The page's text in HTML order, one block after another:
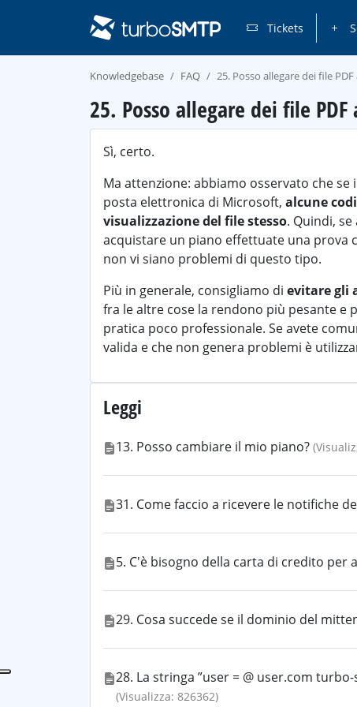
Tickets
Knowledgebase FAQ 25. Posso allegare dei file
25. Posso allegare dei file
Sì, certo.
Ma attenzione: abbiamo osservato che
posta elettronica di Microsoft, alcune
visualizzazione del file stesso. Quindi,
acquistare un piano effettuate una prova
non vi siano problemi di questo tipo.
Più in generale, consigliamo di evitare gli
fra le altre cose la rendono più pesante e
pratica poco professionale. Se avete
valida e che non genera problemi è
Leggi
13. Posso cambiare il mio piano?
31. Come faccio a ricevere le notifiche
5. C'è bisogno della carta di credito per
29. Cosa succede se il dominio del
28. La stringa ”user = @ user.com
(Visualizza: 826362)